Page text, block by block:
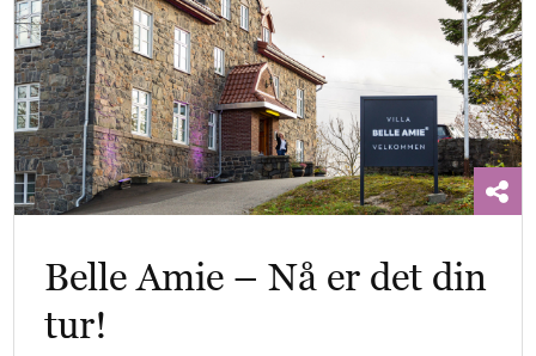
Belle Amie – Nå er det din
tur!